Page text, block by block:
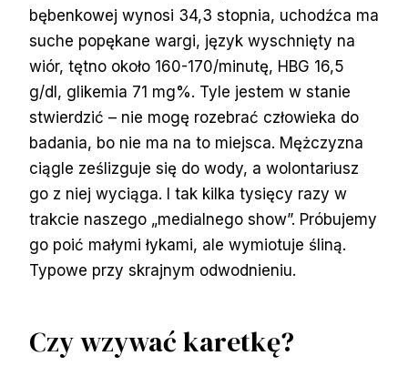
bębenkowej wynosi 34,3 stopnia, uchodźca ma
suche popękane wargi, język wyschnięty na
wiór, tętno około 160-170/minutę, HBG 16,5
g/dl, glikemia 71 mg%. Tyle jestem w stanie
stwierdzić – nie mogę rozebrać człowieka do
badania, bo nie ma na to miejsca. Mężczyzna
ciągle ześlizguje się do wody, a wolontariusz
go z niej wyciąga. I tak kilka tysięcy razy w
trakcie naszego „medialnego show”. Próbujemy
go poić małymi łykami, ale wymiotuje śliną.
Typowe przy skrajnym odwodnieniu.
Czy wzywać karetkę?